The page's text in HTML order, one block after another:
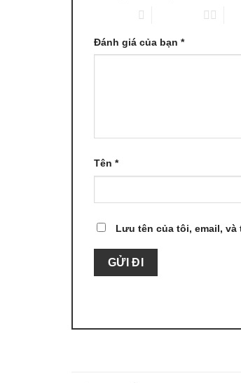
Đánh giá của bạn *
Tên *
Lưu tên của tôi, email,